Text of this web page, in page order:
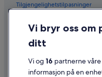
Tilgjengelighetstilpasninger
Juridisk informasjon / kontakt
Vi bryr oss om
ditt
Vi og 16 partnerne
informasjon på en